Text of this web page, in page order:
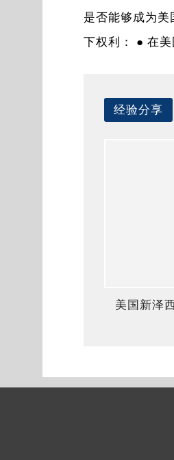
是否能够成为美
下权利： ● 在美
经验分享
美国新泽